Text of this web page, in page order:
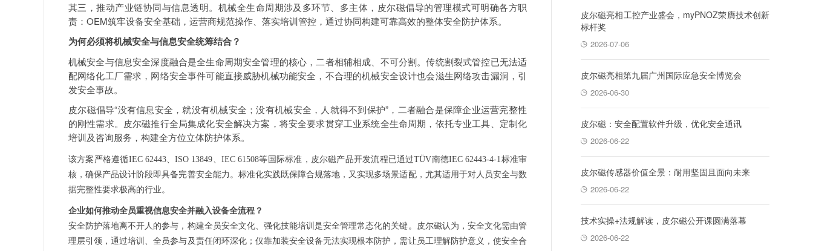
其三，推动产业链协同与信息透明。机械全生命周期涉及多环节、多主体，皮尔磁倡导的管理模式可明确各方职
责：OEM筑牢设备安全基础，运营商规范操作、落实培训管控，通过协同构建可靠高效的整体安全防护体系。
为何必须将机械安全与信息安全统筹结合？
机械安全与信息安全深度融合是全生命周期安全管理的核心，二者相辅相成、不可分割。传统割裂式管控已无法适
配网络化工厂需求，网络安全事件可能直接威胁机械功能安全，不合理的机械安全设计也会滋生网络攻击漏洞，引
发安全事故。
皮尔磁倡导“没有信息安全，就没有机械安全；没有机械安全，人就得不到保护”，二者融合是保障企业运营完整性
的刚性需求。皮尔磁推行全局集成化安全解决方案，将安全要求贯穿工业系统全生命周期，依托专业工具、定制化
培训及咨询服务，构建全方位立体防护体系。
该方案严格遵循IEC 62443、ISO 13849、IEC 61508等国际标准，皮尔磁产品开发流程已通过TÜV南德IEC 62443-4-1标准审
核，确保产品设计阶段即具备完善安全能力。标准化实践既保障合规落地，又实现多场景适配，尤其适用于对人员安全与数
据完整性要求极高的行业。
企业如何推动全员重视信息安全并融入设备全流程？
安全防护落地离不开人的参与，构建全员安全文化、强化技能培训是安全管理常态化的关键。皮尔磁认为，安全文化需由管
理层引领，通过培训、全员参与及责任闭环深化；仅靠加装安全设备无法实现根本防护，需让员工理解防护意义，使安全合
皮尔磁亮相工控产业盛会，myPNOZ荣膺技术创新
标杆奖
2026-07-06
皮尔磁亮相第九届广州国际应急安全博览会
2026-06-30
皮尔磁：安全配置软件升级，优化安全通讯
2026-06-22
皮尔磁传感器价值全景：耐用坚固且面向未来
2026-06-22
技术实操+法规解读，皮尔磁公开课圆满落幕
2026-06-22